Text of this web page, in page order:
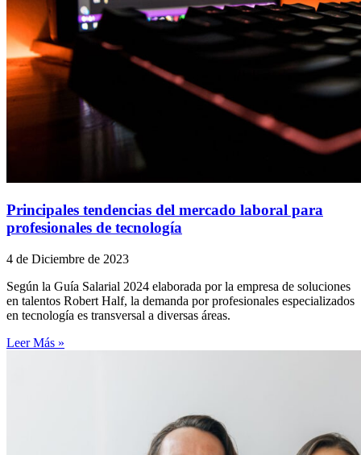
Principales tendencias del mercado laboral para
profesionales de tecnología
4 de Diciembre de 2023
Según la Guía Salarial 2024 elaborada por la empresa de soluciones
en talentos Robert Half, la demanda por profesionales especializados
en tecnología es transversal a diversas áreas.
Leer Más »